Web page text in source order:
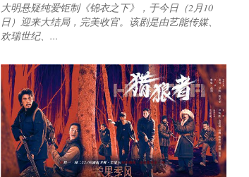
大明悬疑纯爱钜制《锦衣之下》，于今日（2月10
日）迎来大结局，完美收官。该剧是由艺能传媒、
欢瑞世纪、...